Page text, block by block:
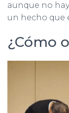
aunque no
un hecho que
¿Cómo